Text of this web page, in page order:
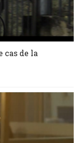
cas de la